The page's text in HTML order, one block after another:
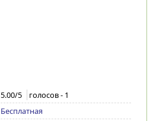
5.00/5 голосов - 1
Бесплатная